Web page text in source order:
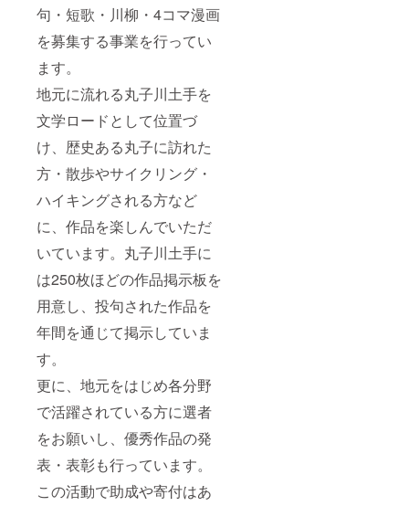
句・短歌・川柳・4コマ漫画
を募集する事業を行ってい
ます。
地元に流れる丸子川土手を
文学ロードとして位置づ
け、歴史ある丸子に訪れた
方・散歩やサイクリング・
ハイキングされる方など
に、作品を楽しんでいただ
いています。丸子川土手に
は250枚ほどの作品掲示板を
用意し、投句された作品を
年間を通じて掲示していま
す。
更に、地元をはじめ各分野
で活躍されている方に選者
をお願いし、優秀作品の発
表・表彰も行っています。
この活動で助成や寄付はあ